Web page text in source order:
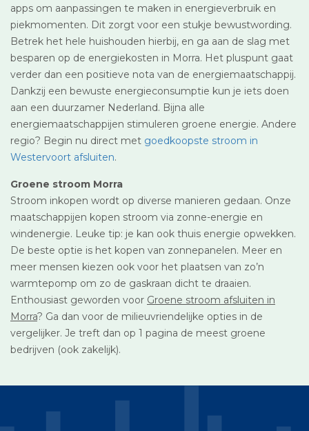
apps om aanpassingen te maken in energieverbruik en
piekmomenten. Dit zorgt voor een stukje bewustwording.
Betrek het hele huishouden hierbij, en ga aan de slag met
besparen op de energiekosten in Morra. Het pluspunt gaat
verder dan een positieve nota van de energiemaatschappij.
Dankzij een bewuste energieconsumptie kun je iets doen
aan een duurzamer Nederland. Bijna alle
energiemaatschappijen stimuleren groene energie. Andere
regio? Begin nu direct met goedkoopste stroom in
Westervoort afsluiten.
Groene stroom Morra
Stroom inkopen wordt op diverse manieren gedaan. Onze
maatschappijen kopen stroom via zonne-energie en
windenergie. Leuke tip: je kan ook thuis energie opwekken.
De beste optie is het kopen van zonnepanelen. Meer en
meer mensen kiezen ook voor het plaatsen van zo’n
warmtepomp om zo de gaskraan dicht te draaien.
Enthousiast geworden voor Groene stroom afsluiten in
Morra? Ga dan voor de milieuvriendelijke opties in de
vergelijker. Je treft dan op 1 pagina de meest groene
bedrijven (ook zakelijk).